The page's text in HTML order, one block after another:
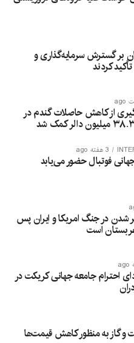
بر گسترش سرمایه‌گذاری و
کردند
از کاهش حاصلات گندم در
3 هفته ago
فوتبال حضور می‌یابد
شدن در جنگ امریکا و ایران پس
است
احترام جامعه جهانی کریکت در
و گاز به منظور کاهش قیمت‌ها